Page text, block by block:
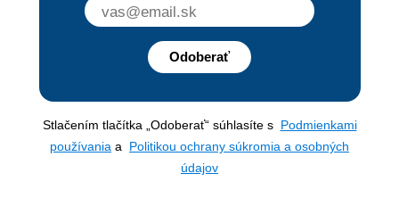
Odoberať
Stlačením tlačítka „Odoberať“ súhlasíte s Podmienkami
používania a Politikou ochrany súkromia a osobných
údajov